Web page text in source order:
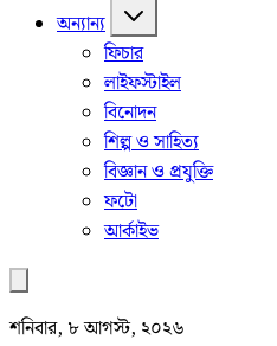
অন্যান্য
ফিচার
লাইফস্টাইল
বিনোদন
শিল্প ও সাহিত্য
বিজ্ঞান ও প্রযুক্তি
ফটো
আর্কাইভ
শনিবার, ৮ আগস্ট, ২০২৬